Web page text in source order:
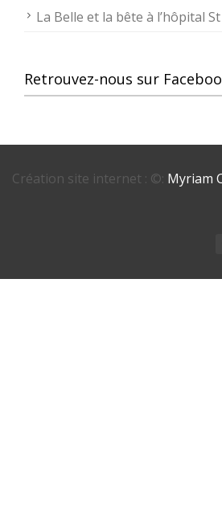
La Belle et la bête à l’hôpital
Retrouvez-nous sur
Création site internet : ©: Myriam